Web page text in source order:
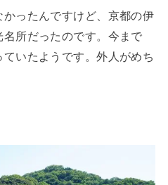
ったんですけど、京都の伊
所だったのです。今まで
いたようです。外人がめち